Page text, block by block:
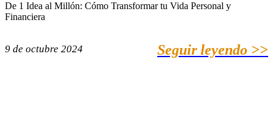
De 1 Idea al Millón: Cómo Transformar tu Vida Personal y
Financiera
9 de octubre 2024 Seguir leyendo >>